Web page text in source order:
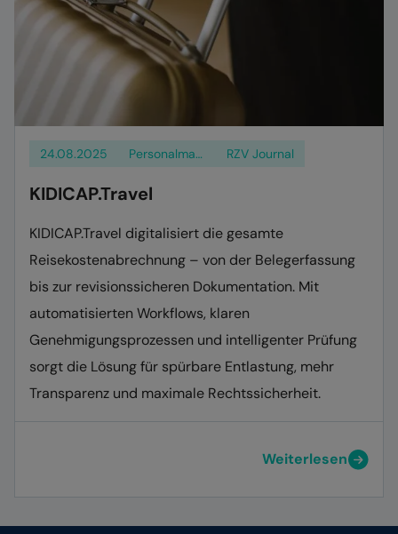
24.08.2025 Personalmanagement RZV Journal
KIDICAP.Travel
KIDICAP.Travel digitalisiert die gesamte
Reisekostenabrechnung – von der Belegerfassung
bis zur revisionssicheren Dokumentation. Mit
automatisierten Workflows, klaren
Genehmigungsprozessen und intelligenter Prüfung
sorgt die Lösung für spürbare Entlastung, mehr
Transparenz und maximale Rechtssicherheit.
Weiterlesen